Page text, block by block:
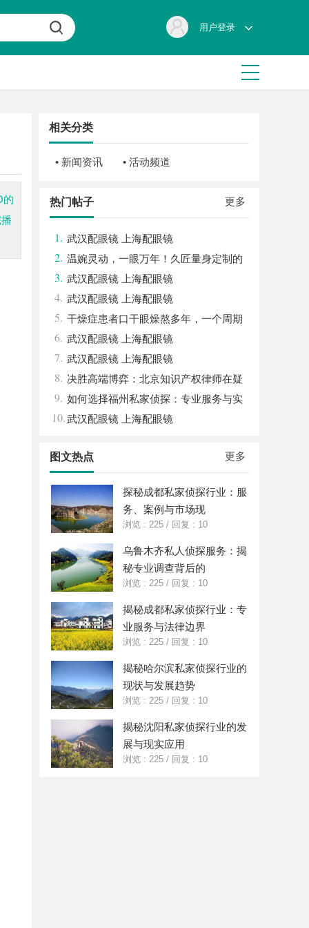
用户登录
的
相关分类
• 新闻资讯 • 活动频道
更多
热门帖子
1. 武汉配眼镜 上海配眼镜
2. 温婉灵动，一眼万年！久匠量身定制的
眉眼唇，才是你整张脸的点睛之笔！淡颜系
女生的气质加分项
3. 武汉配眼镜 上海配眼镜
4. 武汉配眼镜 上海配眼镜
5. 干燥症患者口干眼燥熬多年，一个周期
缓过来？老中医：一张辨证方对症，身体找
回津液
6. 武汉配眼镜 上海配眼镜
7. 武汉配眼镜 上海配眼镜
8. 决胜高端博弈：北京知识产权律师在疑
难复杂案件中的破局之道
9. 如何选择福州私家侦探：专业服务与实
用指南详解
10.武汉配眼镜 上海配眼镜
更多
图文热点
探秘成都私家侦探行业：服
务、案例与市场现
浏览 : 225 / 回复 : 10
乌鲁木齐私人侦探服务：揭
秘专业调查背后的
浏览 : 225 / 回复 : 10
揭秘成都私家侦探行业：专
业服务与法律边界
浏览 : 225 / 回复 : 10
揭秘哈尔滨私家侦探行业的
现状与发展趋势
浏览 : 225 / 回复 : 10
揭秘沈阳私家侦探行业的发
展与现实应用
浏览 : 225 / 回复 : 10